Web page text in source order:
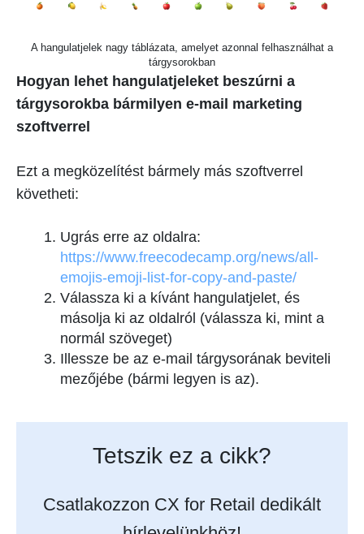
A hangulatjelek nagy táblázata, amelyet azonnal felhasználhat a
tárgysorokban
Hogyan lehet hangulatjeleket beszúrni a
tárgysorokba bármilyen e-mail marketing
szoftverrel
Ezt a megközelítést bármely más szoftverrel
követheti:
Ugrás erre az oldalra:
https://www.freecodecamp.org/news/all-
emojis-emoji-list-for-copy-and-paste/
Válassza ki a kívánt hangulatjelet, és
másolja ki az oldalról (válassza ki, mint a
normál szöveget)
Illessze be az e-mail tárgysorának beviteli
mezőjébe (bármi legyen is az).
Tetszik ez a cikk?
Csatlakozzon CX for Retail dedikált